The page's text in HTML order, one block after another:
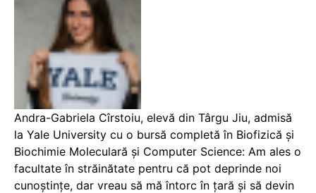
Andra-Gabriela Cîrstoiu, elevă din Târgu Jiu, admisă
la Yale University cu o bursă completă în Biofizică și
Biochimie Moleculară și Computer Science: Am ales o
facultate în străinătate pentru că pot deprinde noi
cunoștințe, dar vreau să mă întorc în țară și să devin